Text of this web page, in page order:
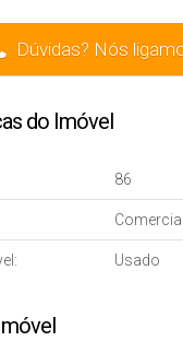
Dúvidas? Nós
do Imóvel
86
Comercial
Usado